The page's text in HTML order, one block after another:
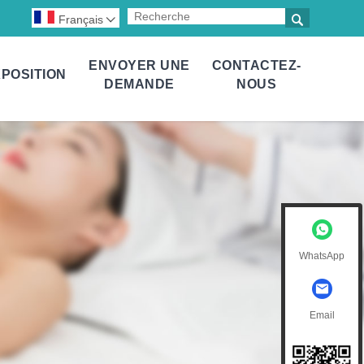

Français 
ENVOYER UNE
DEMANDE
CONTACTEZ-
NOUS
WhatsApp
Email